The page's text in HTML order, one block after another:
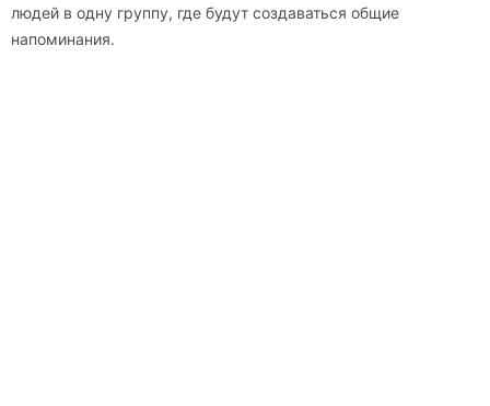
людей в одну группу, где будут создаваться общие
напоминания.